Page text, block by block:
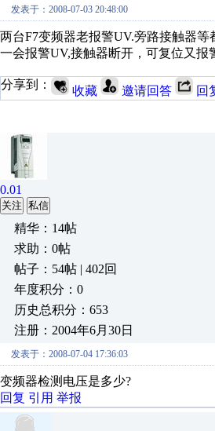
发表于：2008-07-03 20:48:00
两台F7变频器老报警UV.旁路接触器
一会报警UV,接触器断开，可复位又报
分享到： 收藏 邀请回答 回
0.01
关注 私信
精华：14帖
求助：0帖
帖子：54帖 | 402回
年度积分：0
历史总积分：653
注册：2004年6月30日
发表于：2008-07-04 17:36:03
变频器检测电压是多少?
回复 引用 举报